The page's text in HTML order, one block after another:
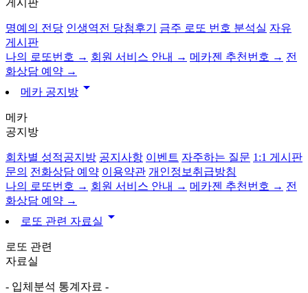
명예의 전당 인생역전 당첨후기 금주 로또 번호 분석실 자유
게시판
나의 로또번호 → 회원 서비스 안내 → 메카젠 추천번호 → 전
화상담 예약 →
메카 공지방 arrow_drop_down
메카
공지방
회차별 성적공지방 공지사항 이벤트 자주하는 질문 1:1 게시판
문의 전화상담 예약 이용약관 개인정보취급방침
나의 로또번호 → 회원 서비스 안내 → 메카젠 추천번호 → 전
화상담 예약 →
로또 관련 자료실 arrow_drop_down
로또 관련
자료실
- 입체분석 통계자료 -